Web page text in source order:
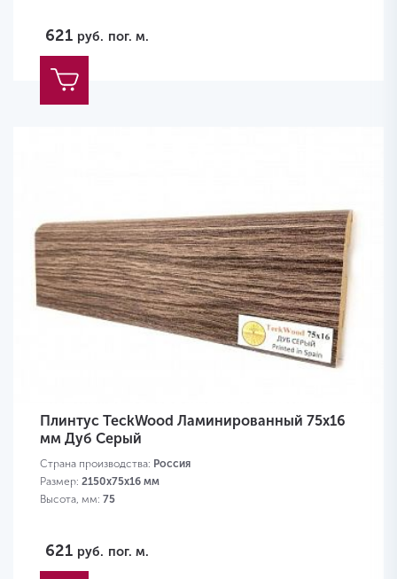
621 руб. пог. м.
Плинтус TeckWood Ламинированный 75х16
мм Дуб Серый
Страна производства: Россия
Размер: 2150х75х16 мм
Высота, мм: 75
621 руб. пог. м.